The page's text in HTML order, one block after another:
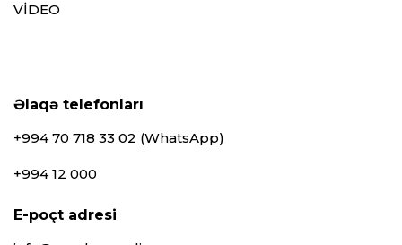
VİDEO
Əlaqə telefonları
+994 70 718 33 02 (WhatsApp)
+994 12 000
E-poçt adresi